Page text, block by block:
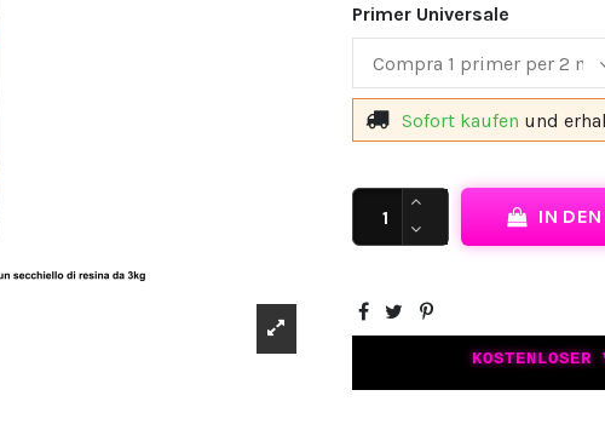
Primer Universale
Sofort kaufen und
IN
KOSTENLOSER